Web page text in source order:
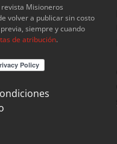
Misioneros
volver a publicar sin costo
siempre y cuando
de atribución.